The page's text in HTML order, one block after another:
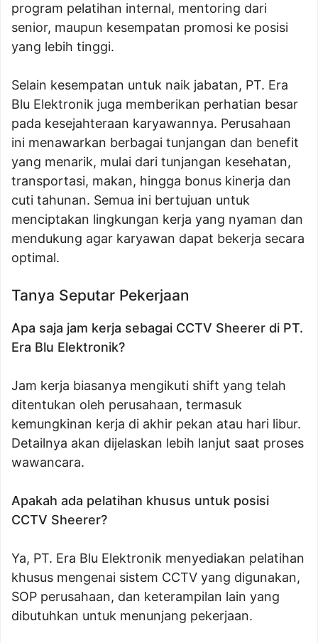
program pelatihan internal, mentoring dari
senior, maupun kesempatan promosi ke posisi
yang lebih tinggi.
Selain kesempatan untuk naik jabatan, PT. Era
Blu Elektronik juga memberikan perhatian besar
pada kesejahteraan karyawannya. Perusahaan
ini menawarkan berbagai tunjangan dan benefit
yang menarik, mulai dari tunjangan kesehatan,
transportasi, makan, hingga bonus kinerja dan
cuti tahunan. Semua ini bertujuan untuk
menciptakan lingkungan kerja yang nyaman dan
mendukung agar karyawan dapat bekerja secara
optimal.
Tanya Seputar Pekerjaan
Apa saja jam kerja sebagai CCTV Sheerer di PT.
Era Blu Elektronik?
Jam kerja biasanya mengikuti shift yang telah
ditentukan oleh perusahaan, termasuk
kemungkinan kerja di akhir pekan atau hari libur.
Detailnya akan dijelaskan lebih lanjut saat proses
wawancara.
Apakah ada pelatihan khusus untuk posisi
CCTV Sheerer?
Ya, PT. Era Blu Elektronik menyediakan pelatihan
khusus mengenai sistem CCTV yang digunakan,
SOP perusahaan, dan keterampilan lain yang
dibutuhkan untuk menunjang pekerjaan.